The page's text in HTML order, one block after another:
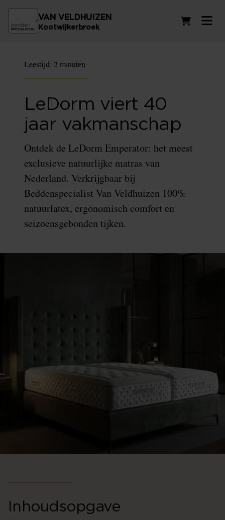
VAN VELDHUIZEN
Kootwijkerbroek
Leestijd: 2 minuten
LeDorm viert 40
jaar vakmanschap
Ontdek de LeDorm Emperator: het meest
exclusieve natuurlijke matras van
Nederland. Verkrijgbaar bij
Beddenspecialist Van Veldhuizen 100%
natuurlatex, ergonomisch comfort en
seizoensgebonden tijken.
Inhoudsopgave